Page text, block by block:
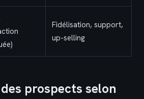
Fidélisation, support,
up-selling
prospects selon